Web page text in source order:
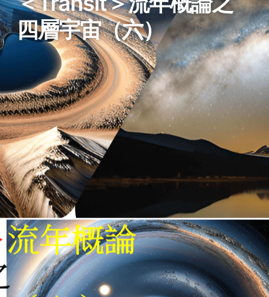
四層宇宙（六）